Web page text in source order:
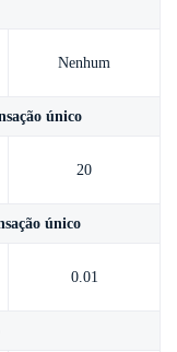
Nenhum
único
20
único
0.01